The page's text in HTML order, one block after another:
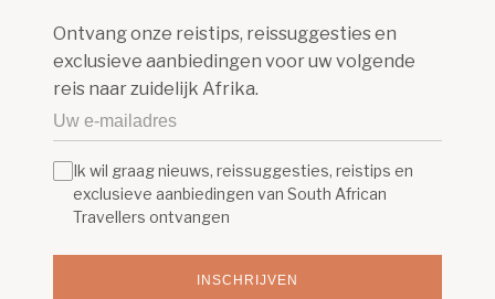
Ontvang onze reistips, reissuggesties en
exclusieve aanbiedingen voor uw volgende
reis naar zuidelijk Afrika.
INSCHRIJVEN
Ik wil graag nieuws, reissuggesties, reistips en
exclusieve aanbiedingen van South African
Travellers ontvangen